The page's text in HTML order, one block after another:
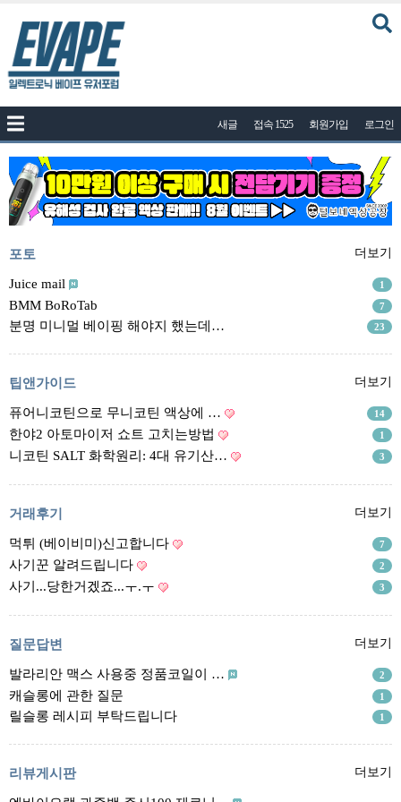
공지사항
나눔이벤트
자유게시판
질문답변
포토
건의게시판
액상
팁앤가이드
레시피계산기
업체
업체게시판
모더게시판
제휴업체
트레이드
판매
구매
거래후기
즐겨찾기
새글 접속 1525 회원가입 로그인
포토 더보기
Juice mail 1
BMM BoRoTab 7
분명 미니멀 베이핑 해야지 했는데… 23
팁앤가이드 더보기
퓨어니코틴으로 무니코틴 액상에 … 14
한야2 아토마이저 쇼트 고치는방법 1
니코틴 SALT 화학원리: 4대 유기산… 3
거래후기 더보기
먹튀 (베이비미)신고합니다 7
사기꾼 알려드립니다 2
사기...당한거겠죠...ㅜ.ㅜ 3
질문답변 더보기
발라리안 맥스 사용중 정품코일이 … 2
캐슬롱에 관한 질문 1
릴슬롱 레시피 부탁드립니다 1
리뷰게시판 더보기